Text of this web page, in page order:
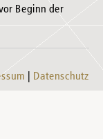
Beginn der
Datenschutz